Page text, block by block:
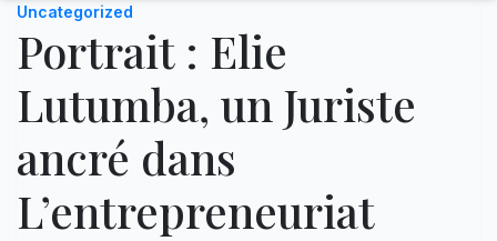
Uncategorized
Portrait : Elie
Lutumba, un Juriste
ancré dans
L’entrepreneuriat